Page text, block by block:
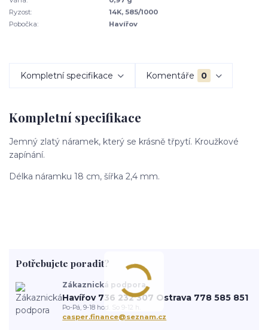
Ryzost:
14K, 585/1000
Pobočka:
Havířov
Kompletní specifikace Komentáře 0
Kompletní specifikace
Jemný zlatý náramek, který se krásně třpytí. Kroužkové
zapínání.
Délka náramku 18 cm, šířka 2,4 mm.
Potřebujete poradit?
Zákaznická podpora
Havířov 736 232 307 Ostrava 778 585 851
Po-Pá, 9-18 hod. So 9-12 h.
casper.finance@seznam.cz